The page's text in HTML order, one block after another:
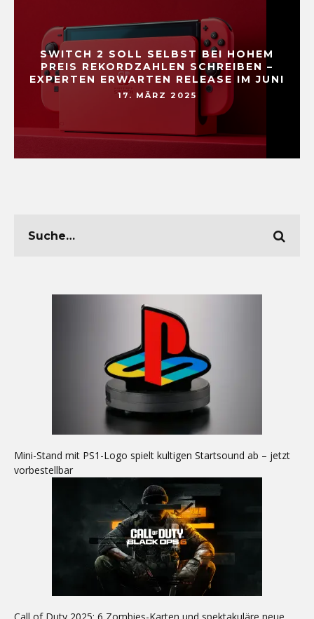
SWITCH 2 SOLL SELBST BEI HOHEM
PREIS REKORDZAHLEN SCHREIBEN –
EXPERTEN ERWARTEN RELEASE IM JUNI
17. MÄRZ 2025
Mini-Stand mit PS1-Logo spielt kultigen Startsound ab – jetzt
vorbestellbar